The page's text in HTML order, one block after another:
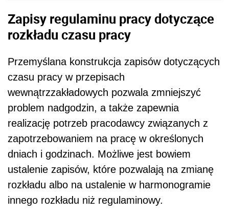
Zapisy regulaminu pracy dotyczące
rozkładu czasu pracy
Przemyślana konstrukcja zapisów dotyczących
czasu pracy w przepisach
wewnątrzzakładowych pozwala zmniejszyć
problem nadgodzin, a także zapewnia
realizację potrzeb pracodawcy związanych z
zapotrzebowaniem na pracę w określonych
dniach i godzinach. Możliwe jest bowiem
ustalenie zapisów, które pozwalają na zmianę
rozkładu albo na ustalenie w harmonogramie
innego rozkładu niż regulaminowy.